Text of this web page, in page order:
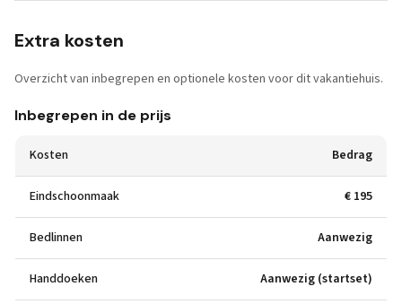
Extra kosten
Overzicht van inbegrepen en optionele kosten voor dit vakantiehuis.
Inbegrepen in de prijs
Kosten Bedrag
Eindschoonmaak € 195
Bedlinnen Aanwezig
Handdoeken Aanwezig (startset)